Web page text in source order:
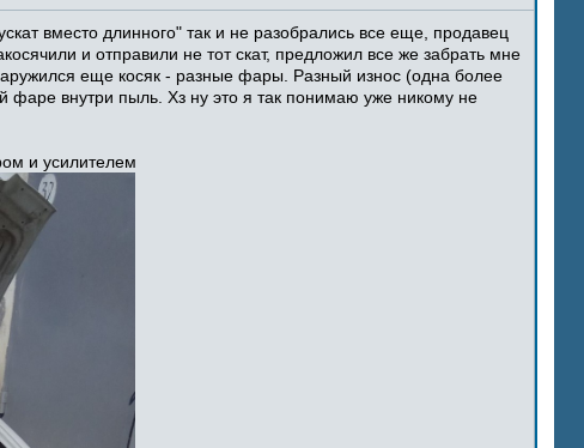
вместо длинного" так и не разобрались все еще, продавец
и отправили не тот скат, предложил все же забрать мне
еще косяк - разные фары. Разный износ (одна более
фаре внутри пыль. Хз ну это я так понимаю уже никому не
и усилителем